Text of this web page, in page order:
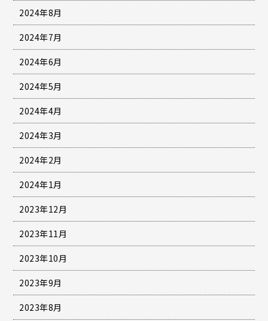
2024年8月
2024年7月
2024年6月
2024年5月
2024年4月
2024年3月
2024年2月
2024年1月
2023年12月
2023年11月
2023年10月
2023年9月
2023年8月